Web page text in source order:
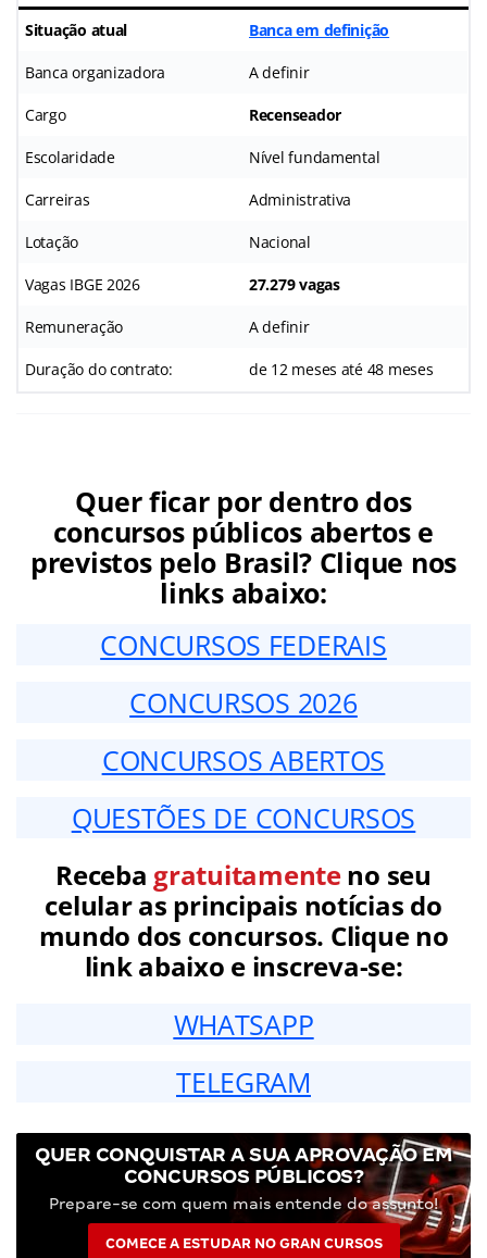
Situação atual Banca em definição
Banca organizadora A definir
Cargo Recenseador
Escolaridade Nível fundamental
Carreiras Administrativa
Lotação Nacional
Vagas IBGE 2026 27.279 vagas
Remuneração A definir
Duração do contrato: de 12 meses até 48 meses
Quer ficar por dentro dos
concursos públicos abertos e
previstos pelo Brasil? Clique nos
links abaixo:
CONCURSOS FEDERAIS
CONCURSOS 2026
CONCURSOS ABERTOS
QUESTÕES DE CONCURSOS
Receba gratuitamenteno seu
celular as principais notícias do
mundo dos concursos. Clique no
link abaixo e inscreva-se:
WHATSAPP
TELEGRAM
QUER CONQUISTAR A SUA APROVAÇÃO EM
CONCURSOS PÚBLICOS?
Prepare-se com quem mais entende do assunto!
COMECE A ESTUDAR NO GRAN CURSOS